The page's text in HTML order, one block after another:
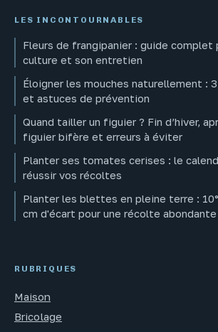
LES INCONTOURNABLES
Fleurs de frangipanier : guide complet
culture et son entretien
Éloigner les mouches naturellement :
et astuces de prévention
Quand tailler un figuier ? Fin d’hiver,
figuier bifère et erreurs à éviter
Planter ses tomates cerises : le
réussir vos récoltes
Planter les blettes en pleine terre :
cm d'écart pour une récolte abondante
RUBRIQUES
Maison
Bricolage